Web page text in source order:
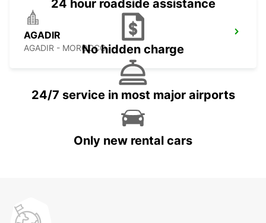
AGADIR
AGADIR - MOROCCO
24 hour roadside assistance
No hidden charge
24/7 service in most major airports
Only new rental cars